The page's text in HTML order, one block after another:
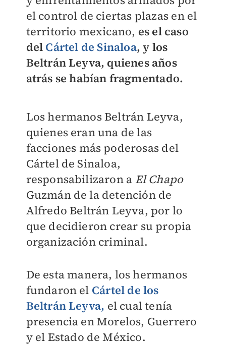
el control de ciertas plazas en el
territorio mexicano, es el caso
del Cártel de Sinaloa, y los
Beltrán Leyva, quienes años
atrás se habían fragmentado.
Los hermanos Beltrán Leyva,
quienes eran una de las
facciones más poderosas del
Cártel de Sinaloa,
responsabilizaron a El Chapo
Guzmán de la detención de
Alfredo Beltrán Leyva, por lo
que decidieron crear su propia
organización criminal.
De esta manera, los hermanos
fundaron el Cártel de los
Beltrán Leyva, el cual tenía
presencia en Morelos, Guerrero
y el Estado de México.